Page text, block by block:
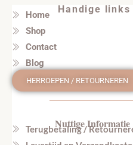
Handige links
Home
Shop
Contact
Blog
HERROEPEN / RETOURNEREN
Nuttige Informatie
Terugbetaling /